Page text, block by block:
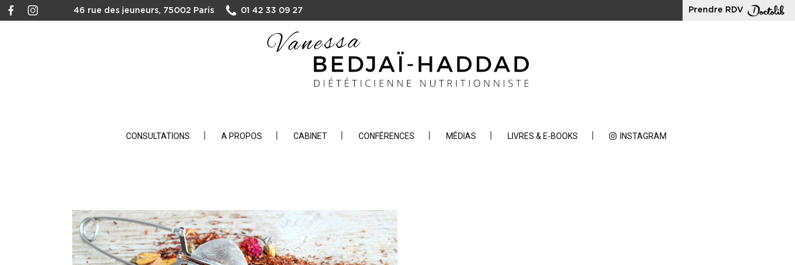
46 rue des jeuneurs, 75002 Paris 01 42 33 09 27 Prendre RDV
CONSULTATIONS A PROPOS CABINET CONFÉRENCES MÉDIAS LIVRES & E-BOOKS INSTAGRAM